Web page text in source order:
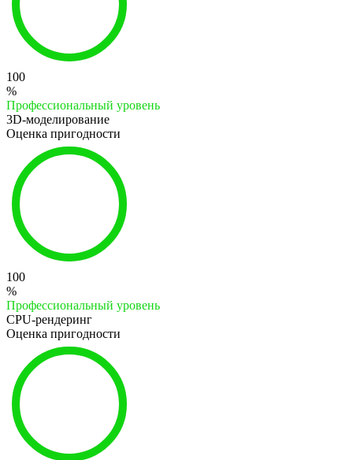
100
%
Профессиональный уровень
3D-моделирование
Оценка пригодности
100
%
Профессиональный уровень
CPU-рендеринг
Оценка пригодности